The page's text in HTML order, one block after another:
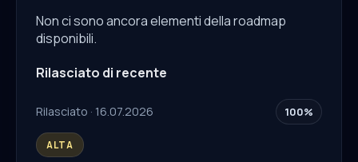
Non ci sono ancora elementi della roadmap
disponibili.
Rilasciato di recente
Rilasciato · 16.07.2026 100%
ALTA